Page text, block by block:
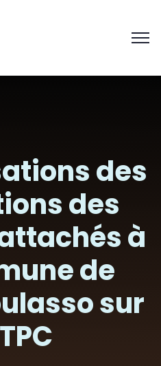
des
des
à
de
sur